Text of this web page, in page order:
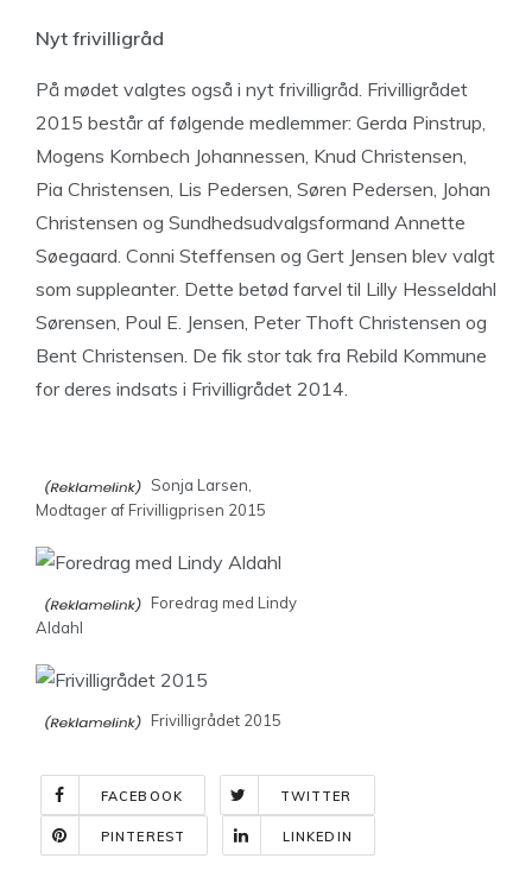
Nyt frivilligråd
På mødet valgtes også i nyt frivilligråd. Frivilligrådet
2015 består af følgende medlemmer: Gerda Pinstrup,
Mogens Kornbech Johannessen, Knud Christensen,
Pia Christensen, Lis Pedersen, Søren Pedersen, Johan
Christensen og Sundhedsudvalgsformand Annette
Søegaard. Conni Steffensen og Gert Jensen blev valgt
som suppleanter. Dette betød farvel til Lilly Hesseldahl
Sørensen, Poul E. Jensen, Peter Thoft Christensen og
Bent Christensen. De fik stor tak fra Rebild Kommune
for deres indsats i Frivilligrådet 2014.
Sonja Larsen,
Modtager af Frivilligprisen 2015
Foredrag med Lindy
Aldahl
Frivilligrådet 2015
FACEBOOK TWITTER
PINTEREST LINKEDIN